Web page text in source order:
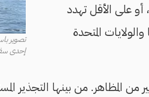
تصوير
إحدى سفن
أو على الأقل تهدد
المتحدة
من المظاهر. من بينها التجذير